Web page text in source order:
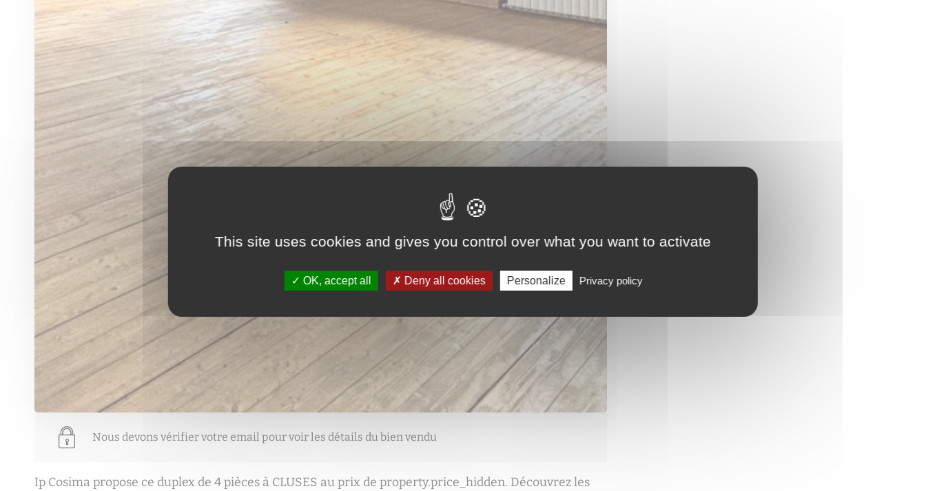
Nous devons vérifier votre email pour voir les détails du bien vendu
Ip Cosima propose ce duplex de 4 pièces à CLUSES au prix de property.price_hidden. Découvrez les
This site uses cookies and gives you control over what you want to activate
OK, accept all Deny all cookies Personalize Privacy policy